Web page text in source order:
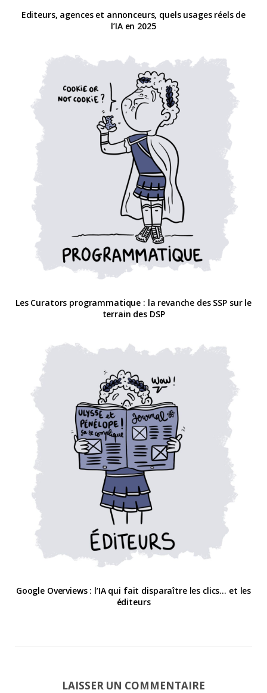
Editeurs, agences et annonceurs, quels usages réels de
l’IA en 2025
Les Curators programmatique : la revanche des SSP sur le
terrain des DSP
Google Overviews : l’IA qui fait disparaître les clics… et les
éditeurs
LAISSER UN COMMENTAIRE